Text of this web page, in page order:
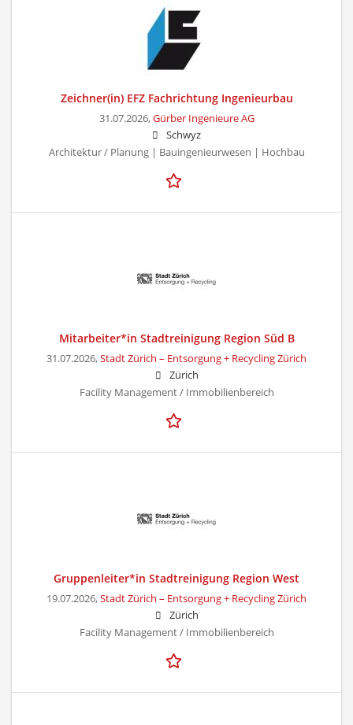
Zeichner(in) EFZ Fachrichtung Ingenieurbau
31.07.2026,Gürber Ingenieure AG
Schwyz
Architektur / Planung | Bauingenieurwesen | Hochbau
Mitarbeiter*in Stadtreinigung Region Süd B
31.07.2026,Stadt Zürich – Entsorgung + Recycling Zürich
Zürich
Facility Management / Immobilienbereich
Gruppenleiter*in Stadtreinigung Region West
19.07.2026,Stadt Zürich – Entsorgung + Recycling Zürich
Zürich
Facility Management / Immobilienbereich